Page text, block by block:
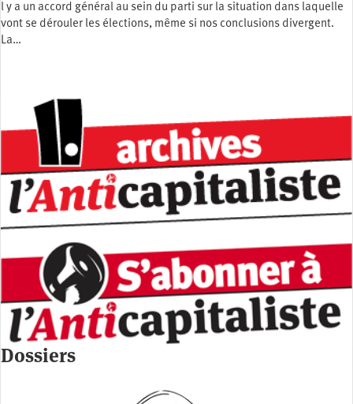
l y a un accord général au sein du parti sur la situation dans laquelle
vont se dérouler les élections, même si nos conclusions divergent.
La…
Dossiers